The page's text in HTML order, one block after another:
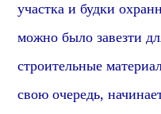
участка и будки
можно было завезти
строительные
свою очередь,